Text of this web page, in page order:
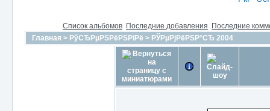
Список альбомов Последние добавления
Последние
Главная > РўСЂРµРЅРёРЅРіРё > РЎРµРјРёРЅР°СЂ 2004